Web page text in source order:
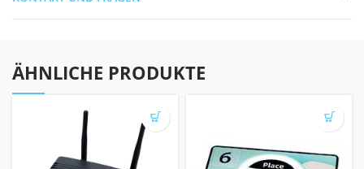
ÄHNLICHE PRODUKTE